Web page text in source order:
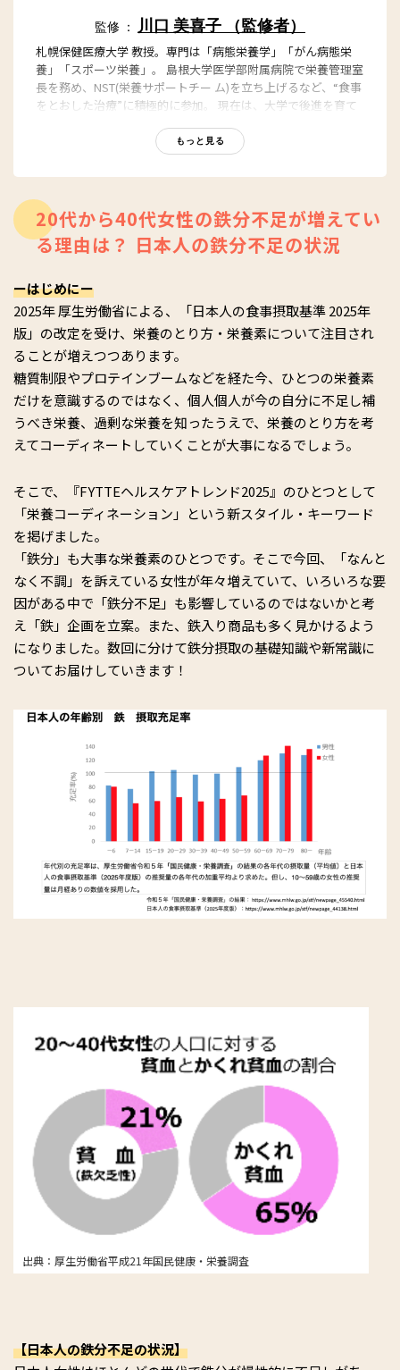
監修 ： 川口 美喜子 （監修者）
札幌保健医療大学 教授。専門は「病態栄養学」「がん病態栄
養」「スポーツ栄養」。 島根大学医学部附属病院で栄養管理室
長を務め、NST(栄養サポートチー ム)を立ち上げるなど、“食事
をとおした治療”に積極的に参加。 現在は、大学で後進を育て
京都新宿区・江戸川区・札幌市東区)や、がん患者とその家族が
訪れるマ ギーズ東京(東京・豊洲)などにて、栄養指導、栄養ケ
アを行う。著書に『がん専任栄養士が患者さんの声を聞いてつ
変える食事術』(晶文社)、『100年栄養』（サンマーク出版）な
どがある。
もっと見る
20代から40代女性の鉄分不足が増えてい
る理由は？ 日本人の鉄分不足の状況
ーはじめにー
2025年 厚生労働省による、「日本人の食事摂取基準 2025年
版」の改定を受け、栄養のとり方・栄養素について注目され
ることが増えつつあります。
糖質制限やプロテインブームなどを経た今、ひとつの栄養素
だけを意識するのではなく、個人個人が今の自分に不足し補
うべき栄養、過剰な栄養を知ったうえで、栄養のとり方を考
えてコーディネートしていくことが大事になるでしょう。
そこで、『FYTTEヘルスケアトレンド2025』のひとつとして
「栄養コーディネーション」という新スタイル・キーワード
を掲げました。
「鉄分」も大事な栄養素のひとつです。そこで今回、「なんと
なく不調」を訴えている女性が年々増えていて、いろいろな要
因がある中で「鉄分不足」も影響しているのではないかと考
え「鉄」企画を立案。また、鉄入り商品も多く見かけるよう
になりました。数回に分けて鉄分摂取の基礎知識や新常識に
ついてお届けしていきます！
出典：厚生労働省平成21年国民健康・栄養調査
【日本人の鉄分不足の状況】